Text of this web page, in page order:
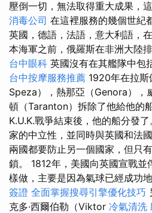
壓倒一切，無法取得重大成果，
消毒公司 在這裡服務的幾個世紀
英國，德語，法語，意大利語，
本海軍之前，俄羅斯在非洲大陸
台中眼科 英國沒有在其艦隊中包
台中按摩服務推薦 1920年在拉斯
Speza），熱那亞（Genora），
頓（Taranton）拆除了他給他的
K.U.K.戰爭結束後，他的船分發
家的中立性，並同時與英國和法
兩國都要防止另一個國家，但只
鎖。 1812年，美國向英國宣戰並
樣做，主要是因為氣球已經成功
簽證 全面掌握搜尋引擎優化技巧
克多·西爾伯勒（Viktor 冷氣清洗